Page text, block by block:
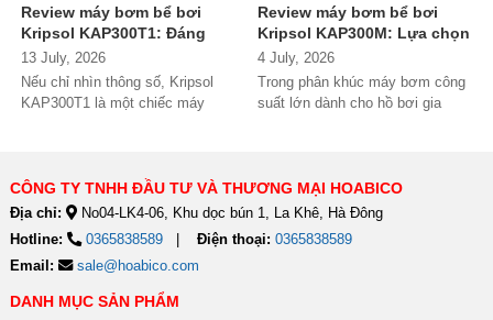
Review máy bơm bể bơi
Kripsol KAP300T1: Đáng
đầu tư cho hồ bơi thương
mại?
13 July, 2026
Nếu chỉ nhìn thông số, Kripsol
KAP300T1 là một chiếc máy
Review máy bơm bể bơi
Kripsol KAP300M: Lựa chọn
đáng tiền cho hồ bơi
thương mại?
4 July, 2026
Trong phân khúc máy bơm công
suất lớn dành cho hồ bơi gia
CÔNG TY TNHH ĐẦU TƯ VÀ THƯƠNG MẠI HOABICO
Địa chỉ:
No04-LK4-06, Khu dọc bún 1, La Khê, Hà Đông
Hotline:
0365838589 Điện thoại: 0365838589
Email:
sale@hoabico.com
DANH MỤC SẢN PHẨM